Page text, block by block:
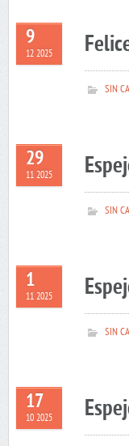
9
12 2025
SIN
29
11 2025
SIN
1
11 2025
SIN
17
10 2025